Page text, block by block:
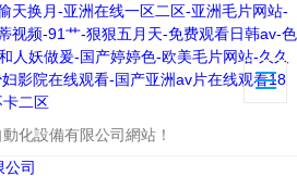
天换月-亚洲在线一区二区-亚洲毛片网站-
视频-91艹-狠狠五月天-免费观看日韩av-色
人妖做爰-国产婷婷色-欧美毛片网站-久久
影院在线观看-国产亚洲av片在线观看18
二区
化設備有限公司網站！